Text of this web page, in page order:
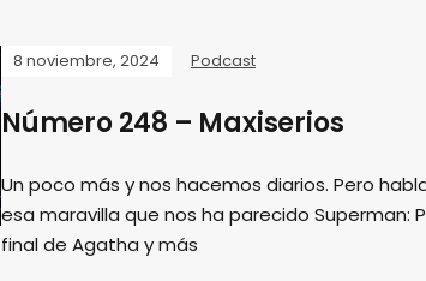
8 noviembre, 2024 Podcast
Número 248 – Maxiserios
Un poco más y nos hacemos diarios. Pero
esa maravilla que nos ha parecido Superman:
final de Agatha y más